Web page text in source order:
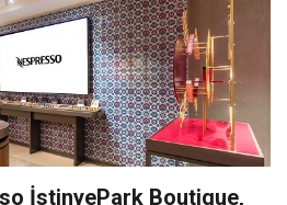
İstinyePark Boutique,